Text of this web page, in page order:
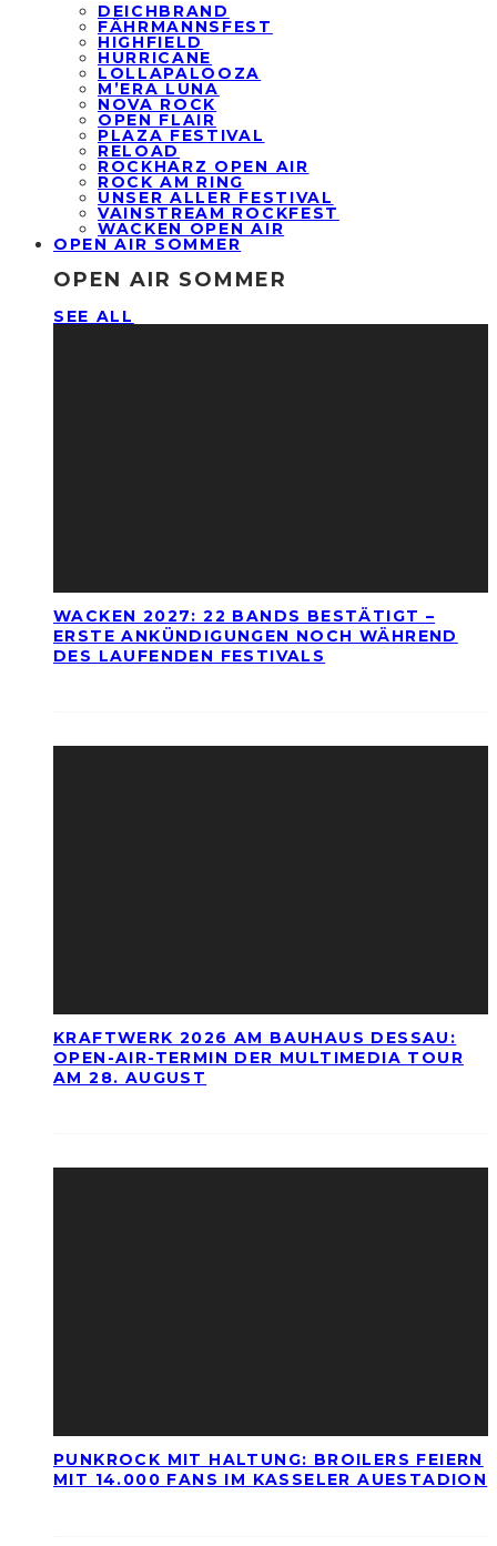
DEICHBRAND
FÄHRMANNSFEST
HIGHFIELD
HURRICANE
LOLLAPALOOZA
M’ERA LUNA
NOVA ROCK
OPEN FLAIR
PLAZA FESTIVAL
RELOAD
ROCKHARZ OPEN AIR
ROCK AM RING
UNSER ALLER FESTIVAL
VAINSTREAM ROCKFEST
WACKEN OPEN AIR
OPEN AIR SOMMER
OPEN AIR SOMMER
SEE ALL
WACKEN 2027: 22 BANDS BESTÄTIGT –
ERSTE ANKÜNDIGUNGEN NOCH WÄHREND
DES LAUFENDEN FESTIVALS
KRAFTWERK 2026 AM BAUHAUS DESSAU:
OPEN-AIR-TERMIN DER MULTIMEDIA TOUR
AM 28. AUGUST
PUNKROCK MIT HALTUNG: BROILERS FEIERN
MIT 14.000 FANS IM KASSELER AUESTADION